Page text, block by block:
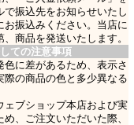
振込先をお知らせいたし
お振込みください。当店に
商品を発送いたします。
ての注意事項
に差があるため、表示さ
の商品の色と多少異なる
ェブショップ本店および実
、ご注文いただいた際、